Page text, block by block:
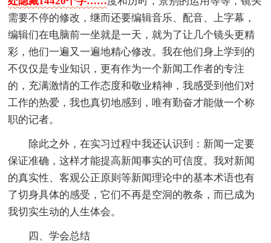
需要不停的修改，继而还要编辑音乐、配音、上字幕，
编辑们在电脑前一坐就是一天，就为了让几个镜头更精
彩，他们一遍又一遍地精心修改。我在他们身上学到的
不仅仅是专业知识，更有作为一个新闻工作者的专注
的，充满激情的工作态度和敬业精神，我感受到他们对
工作的热爱，我也真切地感到，唯有勤奋才能做一个称
职的记者。
除此之外，在实习过程中我还认识到：新闻一定要
保证准确，这样才能提高新闻事实的可信度。我对新闻
的真实性、客观公正原则等新闻理论中的基本术语也有
了切身具体的感受，它们不再是空洞的教条，而已成为
我切实生动的人生体会。
四、学会总结